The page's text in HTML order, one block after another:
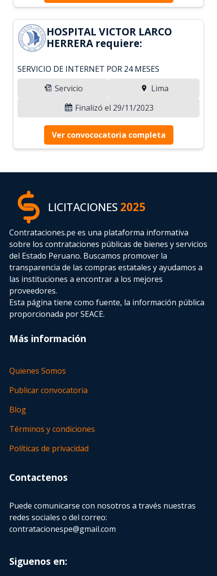
HOSPITAL VICTOR LARCO
HERRERA requiere:
SERVICIO DE INTERNET POR 24 MESES
Servicio
Lima
Finalizó el 29/11/2023
Ver convococatoria completa
LICITACIONES2025
Contrataciones.pe es una plataforma informativa
sobre los contrataciones públicas de bienes y servicios
del Estado Peruano. Buscamos promover la
transparencia de las compras estatalesy ayudamos a
las instituciones a encontrar a los mejores
proveedores.
Esta página tiene como fuente, la información pública
proporcionada por SEACE.
Más información
Quienes Somos
Publicar convocatoria
Blog
Términos y condiciones
Políticas de privacidad
Contactenos
Puede comunicarse con nosotros a través nuestras
redes sociales o del correo:
contratacionespe@gmail.com
Siguenos en: